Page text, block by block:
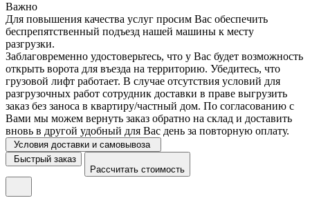
Важно
Для повышения качества услуг просим Вас обеспечить
беспрепятственный подъезд нашей машины к месту
разгрузки.
Заблаговременно удостоверьтесь, что у Вас будет возможность
открыть ворота для въезда на территорию. Убедитесь, что
грузовой лифт работает. В случае отсутствия условий для
разгрузочных работ сотрудник доставки в праве выгрузить
заказ без заноса в квартиру/частный дом. По согласованию с
Вами мы можем вернуть заказ обратно на склад и доставить
вновь в другой удобный для Вас день за повторную оплату.
Условия доставки и самовывоза
Быстрый заказ
Рассчитать стоимость